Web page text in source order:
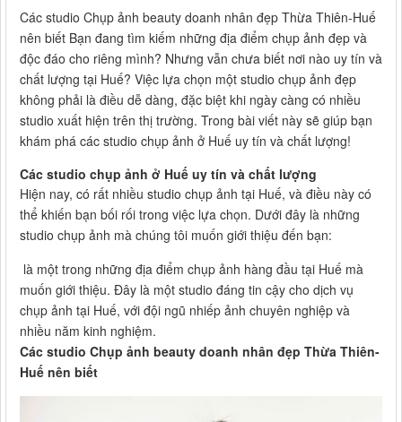
Các studio Chụp ảnh beauty doanh nhân đẹp Thừa Thiên-Huế
nên biết Bạn đang tìm kiếm những địa điểm chụp ảnh đẹp và
độc đáo cho riêng mình? Nhưng vẫn chưa biết nơi nào uy tín và
chất lượng tại Huế? Việc lựa chọn một studio chụp ảnh đẹp
không phải là điều dễ dàng, đặc biệt khi ngày càng có nhiều
studio xuất hiện trên thị trường. Trong bài viết này sẽ giúp bạn
khám phá các studio chụp ảnh ở Huế uy tín và chất lượng!
Các studio chụp ảnh ở Huế uy tín và chất lượng
Hiện nay, có rất nhiều studio chụp ảnh tại Huế, và điều này có
thể khiến bạn bối rối trong việc lựa chọn. Dưới đây là những
studio chụp ảnh mà chúng tôi muốn giới thiệu đến bạn:
là một trong những địa điểm chụp ảnh hàng đầu tại Huế mà
muốn giới thiệu. Đây là một studio đáng tin cậy cho dịch vụ
chụp ảnh tại Huế, với đội ngũ nhiếp ảnh chuyên nghiệp và
nhiều năm kinh nghiệm.
Các studio Chụp ảnh beauty doanh nhân đẹp Thừa Thiên-
Huế nên biết